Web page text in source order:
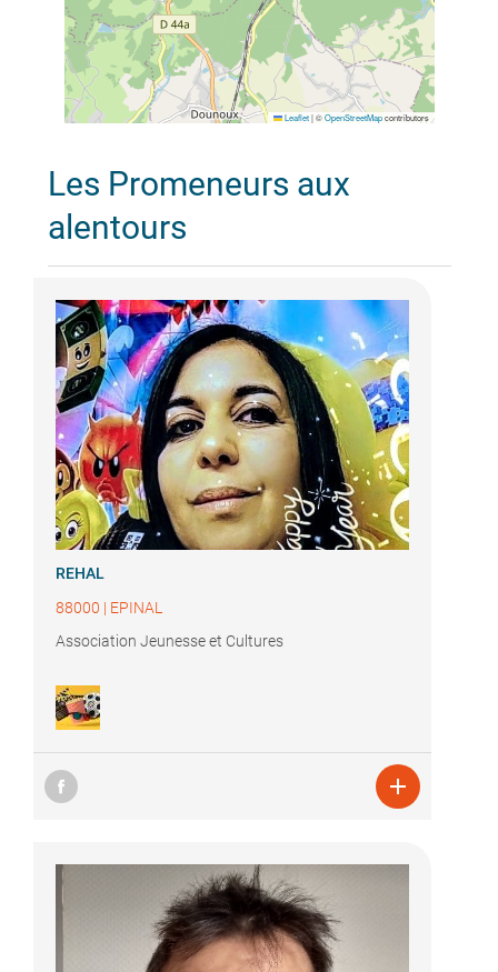
Leaflet |©OpenStreetMapcontributors
Les Promeneurs aux
alentours
REHAL
88000 | EPINAL
Association Jeunesse et Cultures
